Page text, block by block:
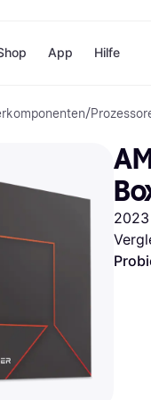
Zahlungsmethoden
Teilzahlungen
Bezahle in bis zu 30
Ratenzahlung
Shops
H&M
Temu
App Hilfe
/
2023